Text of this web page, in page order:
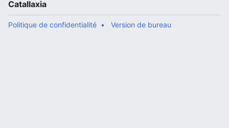
Catallaxia
Politique de confidentialité Version de bureau